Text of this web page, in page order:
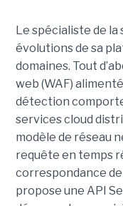
Le spécialiste de
évolutions de sa
domaines. Tout
web (WAF)
détection
services cloud
modèle de réseau
requête en temps
correspondance de
propose une API